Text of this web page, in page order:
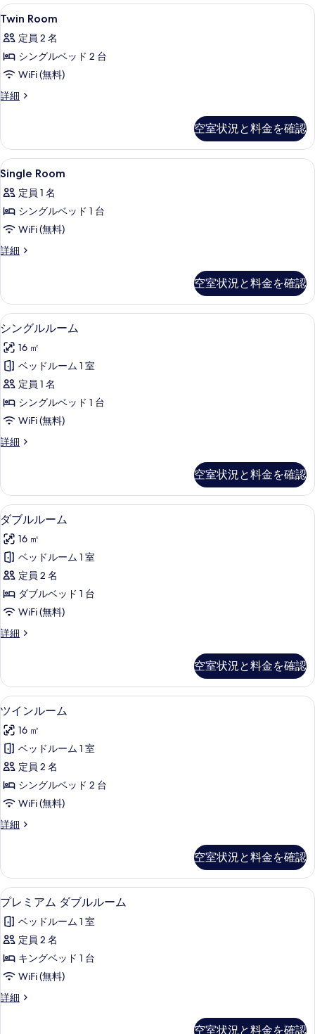
件
を
表
示
す
る
Twin
Room
の
す
べ
て
真
を
表
示
す
る
デスク、遮光カーテン、防音設備、
5
Twin Room
定員 2 名
シングルベッド 2 台
WiFi (無料)
詳細
Twin
細
空室状況と料金を確認
Single
Room
の
す
べ
て
真
を
表
示
す
る
デスク、遮光カーテン、防音設備、
3
Single Room
定員 1 名
シングルベッド 1 台
WiFi (無料)
詳細
Single
細
空室状況と料金を確認
シ
ン
グ
ル
ル
ー
の
べ
て
の
写
真
を
表
示
す
シングルルーム | デスク、遮光カー
4
シングルルーム
16 ㎡
ベッドルーム 1 室
定員 1 名
シングルベッド 1 台
WiFi (無料)
詳細
シ
ル
ー
ム
の
詳
細
空室状況と料金を確認
ダ
ブ
ル
ル
ー
ム
す
て
の
写
真
を
表
示
す
る
ダブルルーム | デスク、遮光カーテ
4
ダブルルーム
16 ㎡
ベッドルーム 1 室
定員 2 名
ダブルベッド 1 台
WiFi (無料)
詳細
ダ
ー
ム
の
細
空室状況と料金を確認
ツ
イ
ン
ル
ー
ム
す
て
の
写
真
を
表
示
す
ツインルーム | デスク、遮光カーテ
4
ツインルーム
16 ㎡
ベッドルーム 1 室
定員 2 名
シングルベッド 2 台
WiFi (無料)
詳細
ツ
ー
ム
の
細
空室状況と料金を確認
プ
レ
ミ
ア
ム
ブ
プレミアム ダブルルーム | デスク、
3
プレミアム ダブルルーム
ベッドルーム 1 室
定員 2 名
キングベッド 1 台
WiFi (無料)
詳細
プ
空室状況と料金を確認